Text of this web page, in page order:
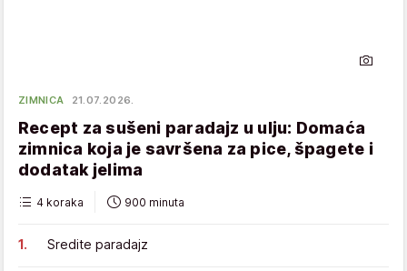
ZIMNICA 21.07.2026.
Recept za sušeni paradajz u ulju: Domaća
zimnica koja je savršena za pice, špagete i
dodatak jelima
4 koraka 900 minuta
Sredite paradajz